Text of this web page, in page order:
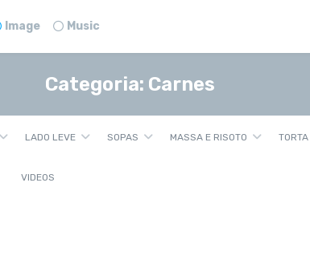
Image Music
Categoria: Carnes
LADO LEVE SOPAS MASSA E RISOTO
VIDEOS